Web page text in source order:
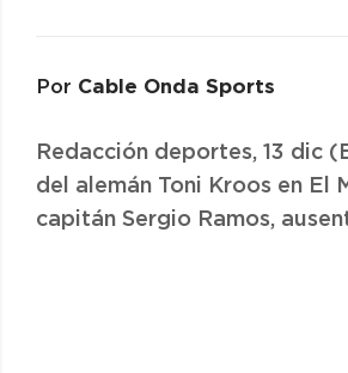
Por Cable Onda Sports
Redacción deportes, 13 dic
del alemán Toni Kroos en El
capitán Sergio Ramos,